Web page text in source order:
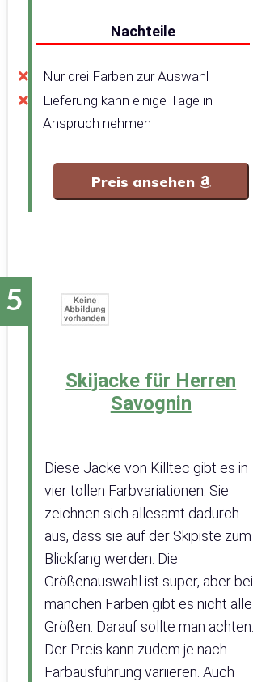
Nachteile
Nur drei Farben zur Auswahl
Lieferung kann einige Tage in
Anspruch nehmen
Preis ansehen
Skijacke für Herren
Savognin
Diese Jacke von Killtec gibt es in
vier tollen Farbvariationen. Sie
zeichnen sich allesamt dadurch
aus, dass sie auf der Skipiste zum
Blickfang werden. Die
Größenauswahl ist super, aber bei
manchen Farben gibt es nicht alle
Größen. Darauf sollte man achten.
Der Preis kann zudem je nach
Farbausführung variieren. Auch